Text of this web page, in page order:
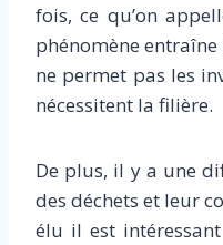
fois, ce qu’on
phénomène
ne permet pas les
nécessitent la filière.
De plus, il y a une
des déchets et leur
élu il est